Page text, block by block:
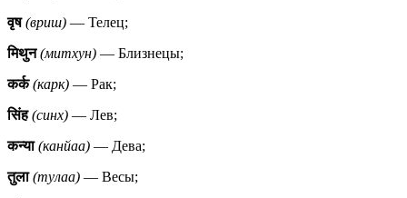
वृष (вриш) — Телец;
मिथुन (митхун) — Близнецы;
कर्क (карк) — Рак;
सिंह (синх) — Лев;
कन्या (канйаа) — Дева;
तुला (тулаа) — Весы;